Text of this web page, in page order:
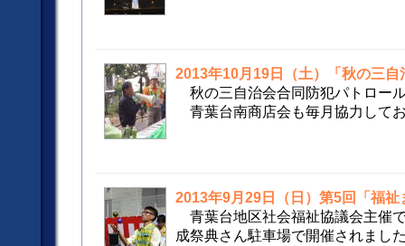
2013年10月19日（土）「秋の三
秋の三自治会合同防犯パトロー
青葉台南商店会も毎月協力して
2013年9月29日（日）第5回「福祉
青葉台地区社会福祉協議会主催
成祭典さん駐車場で開催されまし